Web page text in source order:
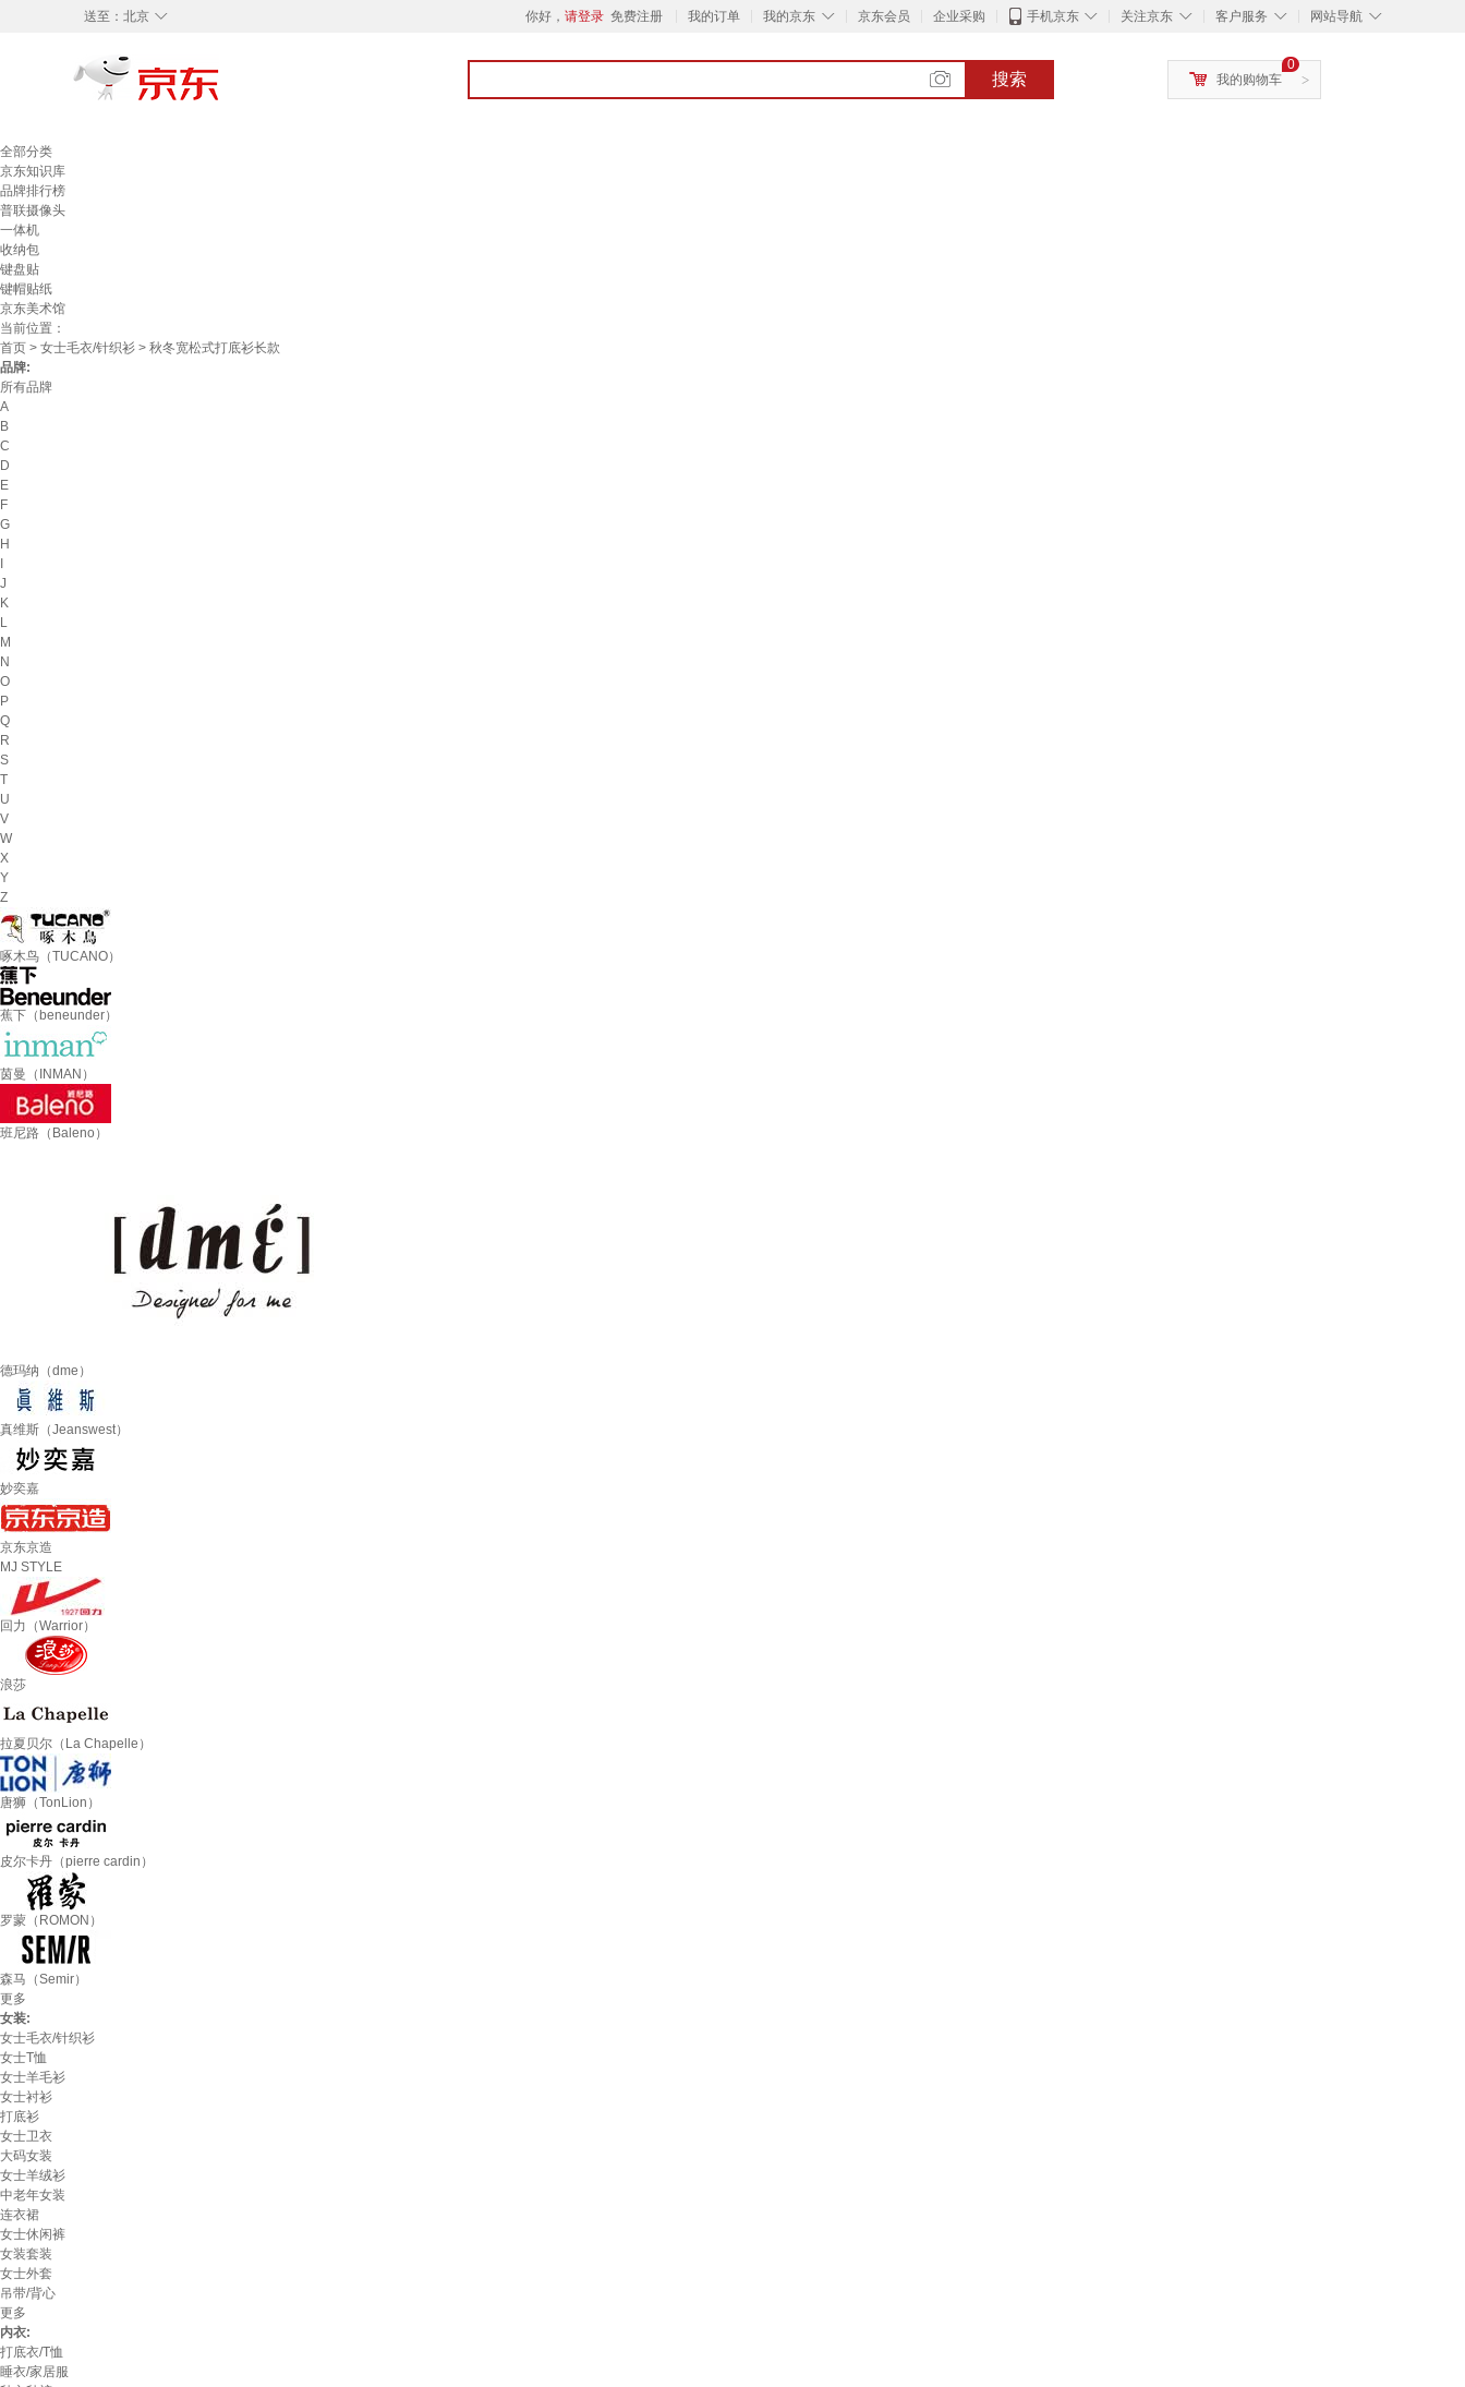
◇
送至： 北京 你好， 请登录 免费注册 我的订单 ◇
我的京东 京东会员 企业采购 ◇
手机京东 ◇
关注京东 ◇
客户服务 ◇
网站导航
搜索 >
0
我的购物车
全部分类
京东知识库
品牌排行榜
普联摄像头
一体机
收纳包
键盘贴
键帽贴纸
京东美术馆
当前位置：
首页 > 女士毛衣/针织衫 > 秋冬宽松式打底衫长款
品牌:
所有品牌
A
B
C
D
E
F
G
H
J
K
L
M
N
O
P
Q
R
S
T
U
V
W
X
Y
Z
啄木鸟（TUCANO）
蕉下（beneunder）
茵曼（INMAN）
班尼路（Baleno）
德玛纳（dme）
真维斯（Jeanswest）
妙奕嘉
京东京造
MJ STYLE
回力（Warrior）
浪莎
拉夏贝尔（La Chapelle）
唐狮（TonLion）
皮尔卡丹（pierre cardin）
罗蒙（ROMON）
森马（Semir）
更多
女装:
女士毛衣/针织衫
女士T恤
女士羊毛衫
女士衬衫
打底衫
女士卫衣
大码女装
女士羊绒衫
中老年女装
连衣裙
女士休闲裤
女装套装
女士外套
吊带/背心
更多
内衣:
打底衣/T恤
睡衣/家居服